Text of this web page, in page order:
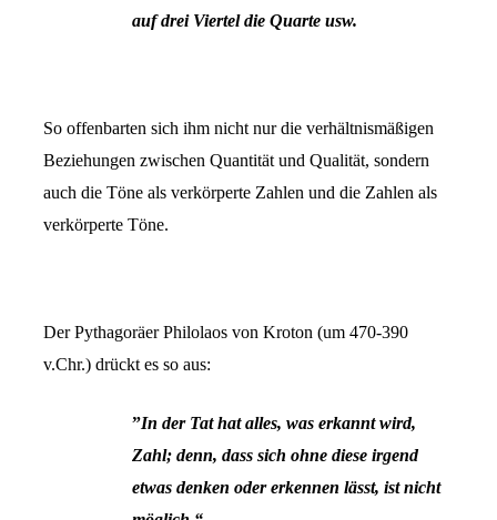
auf drei Viertel die Quarte usw.
So offenbarten sich ihm nicht nur die verhältnismäßigen
Beziehungen zwischen Quantität und Qualität, sondern
auch die Töne als verkörperte Zahlen und die Zahlen als
verkörperte Töne.
Der Pythagoräer Philolaos von Kroton (um 470-390
v.Chr.) drückt es so aus:
”In der Tat hat alles, was erkannt wird,
Zahl; denn, dass sich ohne diese irgend
etwas denken oder erkennen lässt, ist nicht